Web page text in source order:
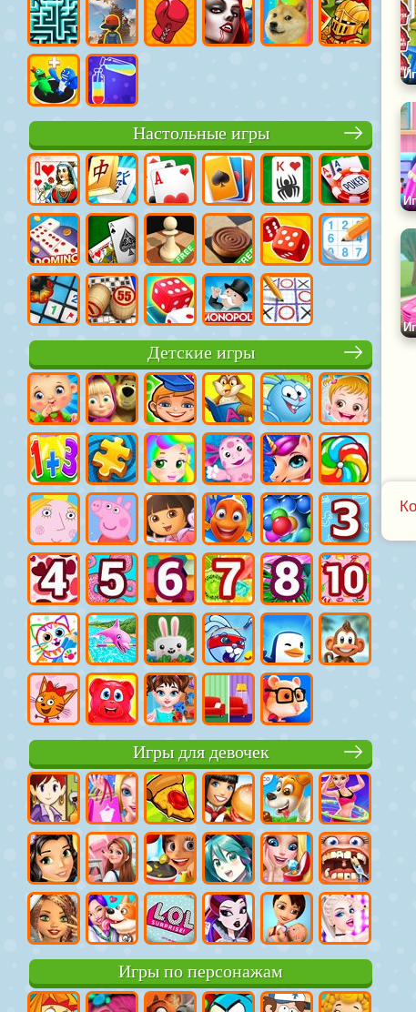
Настольные игры
Детские игры
Игры для девочек
Игры по персонажам